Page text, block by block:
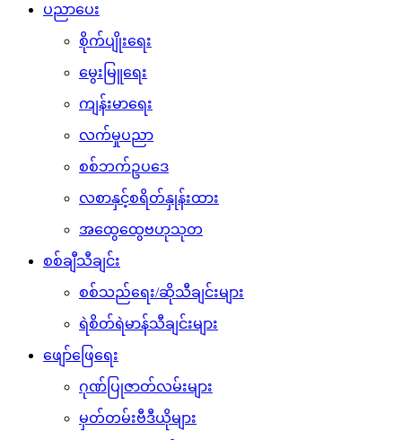
ပညာပေး
စိုက်ပျိုးရေး
မွေးမြူရေး
ကျန်းမာရေး
လက်မှုပညာ
စစ်ဘက်ဥပဒေ
လစာနှင့်စရိတ်နှုန်းထား
အထွေထွေဗဟုသုတ
စစ်ချီသီချင်း
စစ်သည်ရေး/ဆိုသီချင်းများ
ရဲစိတ်ရဲမာန်သီချင်းများ
ဖျော်ဖြေရေး
ဂုဏ်ပြုဇာတ်လမ်းများ
မှတ်တမ်းဗီဒီယိုများ